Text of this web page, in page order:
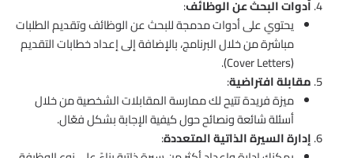
أدوات البحث عن الوظائف:
يحتوي على أدوات مدمجة للبحث عن الوظائف وتقديم الطلبات
مباشرة من خلال البرنامج، بالإضافة إلى إعداد خطابات التقديم
(Cover Letters).
مقابلة افتراضية:
ميزة فريدة تتيح لك ممارسة المقابلات الشخصية من خلال
أسئلة شائعة ونصائح حول كيفية الإجابة بشكل فعّال.
إدارة السيرة الذاتية المتعددة: